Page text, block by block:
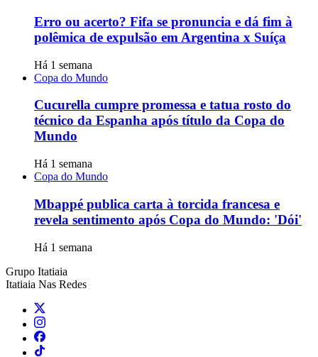
Erro ou acerto? Fifa se pronuncia e dá fim à
polêmica de expulsão em Argentina x Suíça
Há 1 semana
Copa do Mundo
Cucurella cumpre promessa e tatua rosto do
técnico da Espanha após título da Copa do
Mundo
Há 1 semana
Copa do Mundo
Mbappé publica carta à torcida francesa e
revela sentimento após Copa do Mundo: 'Dói'
Há 1 semana
Grupo Itatiaia
Itatiaia Nas Redes